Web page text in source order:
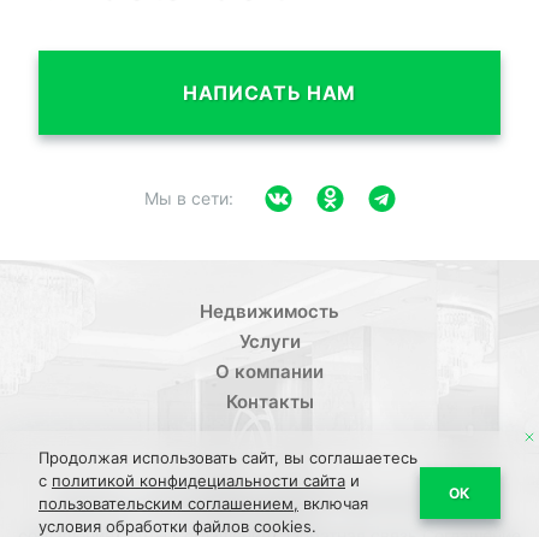
НАПИСАТЬ НАМ
Мы в сети:
Недвижимость
Услуги
О компании
Контакты
Политика конфиденциальности/Пользовательское
Продолжая использовать сайт, вы соглашаетесь
с политикой конфидециальности сайта и
пользовательским соглашением, включая
условия обработки файлов cookies.
ОК